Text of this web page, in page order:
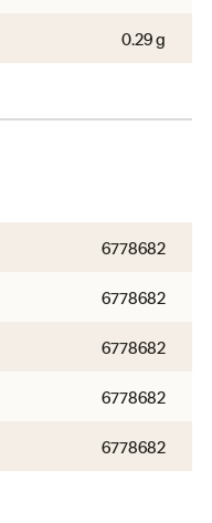
0.29 g
6778682
6778682
6778682
6778682
6778682